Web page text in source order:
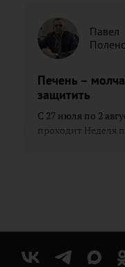
Павел
Печень –
защитить
С 27 июля по 2
проходит Неделя